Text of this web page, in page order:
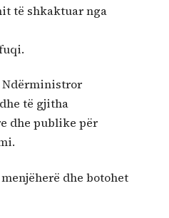
të shkaktuar nga
Ndërministror
të gjitha
dhe publike për
dhe botohet